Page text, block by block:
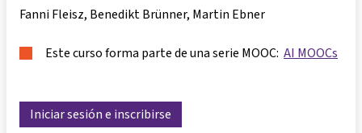
Fanni Fleisz Benedikt Brünner Martin Ebner
Este curso forma parte de una serie MOOC: AI MOOCs
Iniciar sesión e inscribirse